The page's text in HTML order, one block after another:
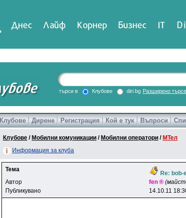
Днес Лайф Корнер Бизнес IT
търси в Клубове diri.bg Разширено
Клубове Дирене Регистрация Кой е тук Въпроси
Клубове / Мобилни комуникации / Мобилни оператори / МТел
Информация за клуба
Тема
Re:
Автор fen ®
Публикувано
14.10.11